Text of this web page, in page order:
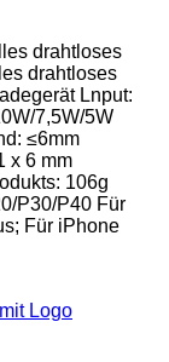
drahtloses
drahtloses
Lnput:
7,5W/5W
≤6mm
x 6 mm
106g
P30/P40 Für
Für iPhone